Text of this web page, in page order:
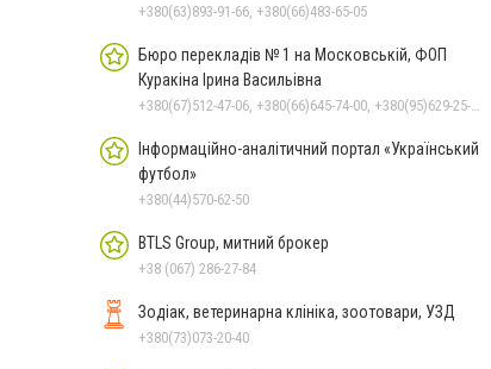
+380(63)893-91-66, +380(66)483-65-05
Бюро перекладів № 1 на Московській, ФОП
Куракіна Ірина Васильівна
Інформаційно-аналітичний портал «Український
футбол»
+380(44)570-62-50
BTLS Group, митний брокер
+38 (067) 286-27-84
Зодіак, ветеринарна клініка, зоотовари, УЗД
+380(73)073-20-40